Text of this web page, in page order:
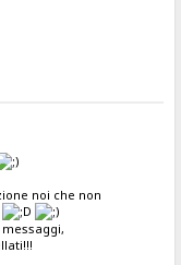
noi che non